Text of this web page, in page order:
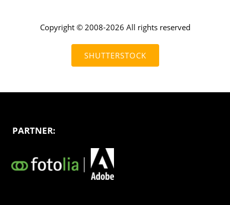
Copyright © 2008-2026 All rights reserved
SHUTTERSTOCK
PARTNER: